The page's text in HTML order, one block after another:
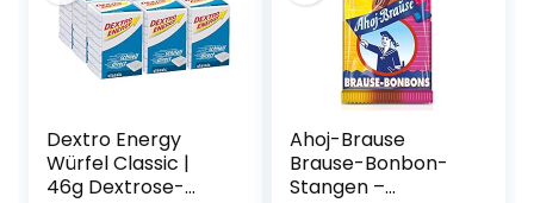
Dextro Energy
Würfel Classic |
46g Dextrose-
Ahoj-Brause
Brause-Bonbon-
Stangen –